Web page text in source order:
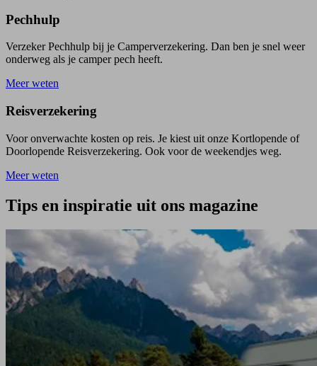
Pechhulp
Verzeker Pechhulp bij je Camperverzekering. Dan ben je snel weer
onderweg als je camper pech heeft.
Meer weten
Reisverzekering
Voor onverwachte kosten op reis. Je kiest uit onze Kortlopende of
Doorlopende Reisverzekering. Ook voor de weekendjes weg.
Meer weten
Tips en inspiratie uit ons magazine